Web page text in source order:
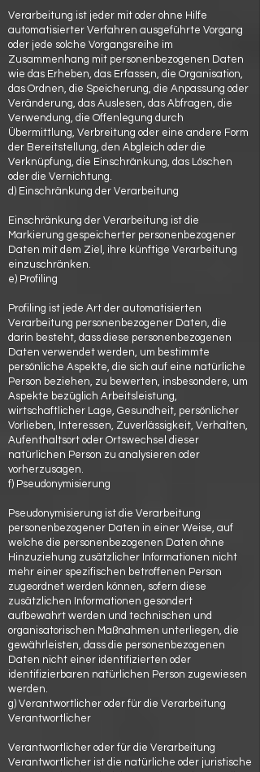
Verarbeitung ist jeder mit oder ohne Hilfe
automatisierter Verfahren ausgeführte Vorgang
oder jede solche Vorgangsreihe im
Zusammenhang mit personenbezogenen Daten
wie das Erheben, das Erfassen, die Organisation,
das Ordnen, die Speicherung, die Anpassung oder
Veränderung, das Auslesen, das Abfragen, die
Verwendung, die Offenlegung durch
Übermittlung, Verbreitung oder eine andere Form
der Bereitstellung, den Abgleich oder die
Verknüpfung, die Einschränkung, das Löschen
oder die Vernichtung.
d) Einschränkung der Verarbeitung
Einschränkung der Verarbeitung ist die
Markierung gespeicherter personenbezogener
Daten mit dem Ziel, ihre künftige Verarbeitung
einzuschränken.
e) Profiling
Profiling ist jede Art der automatisierten
Verarbeitung personenbezogener Daten, die
darin besteht, dass diese personenbezogenen
Daten verwendet werden, um bestimmte
persönliche Aspekte, die sich auf eine natürliche
Person beziehen, zu bewerten, insbesondere, um
Aspekte bezüglich Arbeitsleistung,
wirtschaftlicher Lage, Gesundheit, persönlicher
Vorlieben, Interessen, Zuverlässigkeit, Verhalten,
Aufenthaltsort oder Ortswechsel dieser
natürlichen Person zu analysieren oder
vorherzusagen.
f) Pseudonymisierung
Pseudonymisierung ist die Verarbeitung
personenbezogener Daten in einer Weise, auf
welche die personenbezogenen Daten ohne
Hinzuziehung zusätzlicher Informationen nicht
mehr einer spezifischen betroffenen Person
zugeordnet werden können, sofern diese
zusätzlichen Informationen gesondert
aufbewahrt werden und technischen und
organisatorischen Maßnahmen unterliegen, die
gewährleisten, dass die personenbezogenen
Daten nicht einer identifizierten oder
identifizierbaren natürlichen Person zugewiesen
werden.
g) Verantwortlicher oder für die Verarbeitung
Verantwortlicher
Verantwortlicher oder für die Verarbeitung
Verantwortlicher ist die natürliche oder juristische